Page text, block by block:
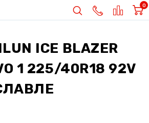
0
ICE BLAZER
1 225/40R18 92V